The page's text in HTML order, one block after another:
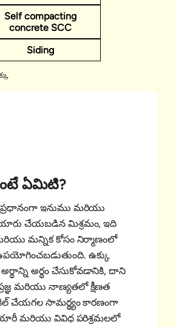
Self compacting
concrete SCC
Siding
ఏమిటి?
ప్రధానంగా ఇనుము మరియు
చేయబడిన మిశ్రమం, ఇది
మన్నిక కోసం నిర్మాణంలో
ఉక్కు
అర్థం చేసుకోవడానికి, దాని
మరియు నాణ్యతలో క్షీణత
చేయగల సామర్థ్యం కారణంగా
మరియు వివిధ పరిశ్రమలలో